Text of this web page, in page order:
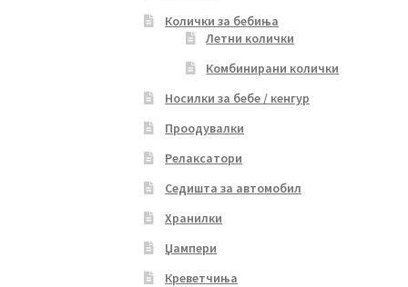
Колички за бебиња
Летни колички
Комбинирани колички
Носилки за бебе / кенгур
Проодувалки
Релаксатори
Седишта за автомобил
Хранилки
Џампери
Креветчиња